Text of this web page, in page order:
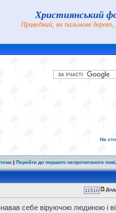
Християнський
Праведний, як пальмове дерево,
На
| Перейти до першого непрочитаного
11510
себе віруючою людиною і